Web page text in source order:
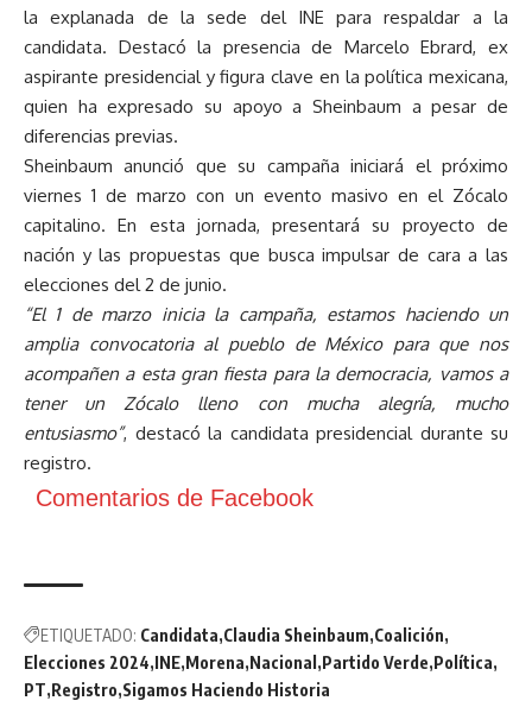
la explanada de la sede del INE para respaldar a la
candidata. Destacó la presencia de Marcelo Ebrard, ex
aspirante presidencial y figura clave en la política mexicana,
quien ha expresado su apoyo a Sheinbaum a pesar de
diferencias previas.
Sheinbaum anunció que su campaña iniciará el próximo
viernes 1 de marzo con un evento masivo en el Zócalo
capitalino. En esta jornada, presentará su proyecto de
nación y las propuestas que busca impulsar de cara a las
elecciones del 2 de junio.
“El 1 de marzo inicia la campaña, estamos haciendo un
amplia convocatoria al pueblo de México para que nos
acompañen a esta gran fiesta para la democracia, vamos a
tener un Zócalo lleno con mucha alegría, mucho
entusiasmo”, destacó la candidata presidencial durante su
registro.
Comentarios de Facebook
ETIQUETADO: Candidata Claudia Sheinbaum Coalición
Elecciones 2024 INE Morena Nacional Partido Verde Política
PT Registro Sigamos Haciendo Historia